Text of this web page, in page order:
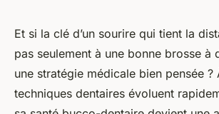
Les meilleurs
dentaires chez un
Saint-Lambert
Et si la clé d’un sourire qui tient la
pas seulement à une bonne brosse à
une stratégie médicale bien pensée ?
techniques dentaires évoluent